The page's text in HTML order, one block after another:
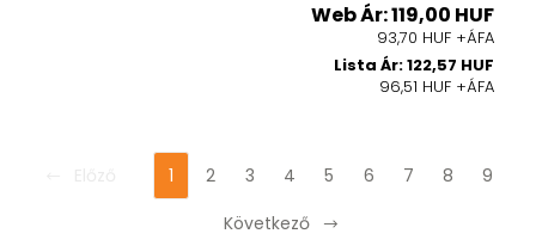
Web Ár: 119,00 HUF
93,70 HUF +ÁFA
Lista Ár: 122,57 HUF
96,51 HUF +ÁFA
1 2 3 4 5 6 7 8
9
Következő